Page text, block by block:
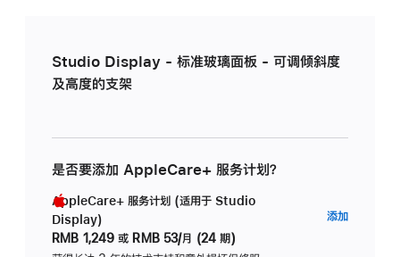
Studio Display - 标准玻璃面板 - 可调倾斜度
及高度的支架
是否要添加 AppleCare+ 服务计划？
AppleCare+ 服务计划 (适用于 Studio
Display)
RMB 1,249 或 RMB 53/月 (24 期)
添加